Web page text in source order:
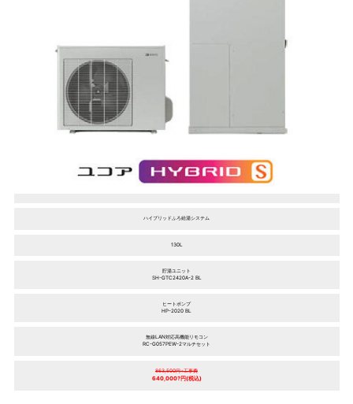
ハイブリッドふろ給湯システム
130L
貯湯ユニット
SH-GTC2420A-2 BL
ヒートポンプ
HP-2020 BL
無線LAN対応高機能リモコン
RC-G057PEW-2マルチセット
863,500円+工事費
640,000?円(税込)